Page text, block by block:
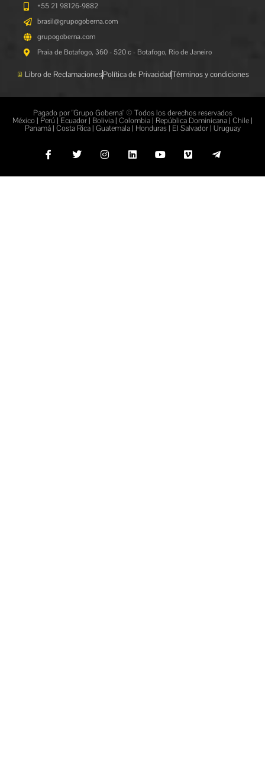
+55 21 98126-9882
brasil@grupogoberna.com
grupogoberna.com
Praia de Botafogo, 360 - 520 c - Botafogo, Rio de Janeiro
Libro de ReclamacionesPolítica de PrivacidadTérminos y condiciones
Pagado por "Grupo Goberna" © Todos los derechos reservados
México | Perú | Ecuador | Bolivia | Colombia | República Dominicana | Chile |
Panamá | Costa Rica | Guatemala | Honduras | El Salvador | Uruguay